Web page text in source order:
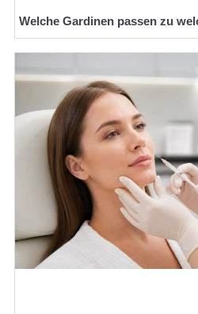
Welche Gardinen passen zu